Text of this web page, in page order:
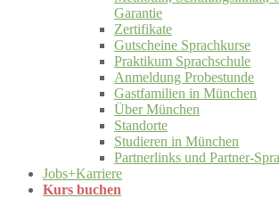
Garantie
Zertifikate
Gutscheine Sprachkurse
Praktikum Sprachschule
Anmeldung Probestunde
Gastfamilien in München
Über München
Standorte
Studieren in München
Partnerlinks und Partner-
Jobs+Karriere
Kurs buchen